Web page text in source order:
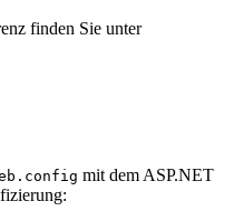
finden Sie unter
mit dem ASP.NET